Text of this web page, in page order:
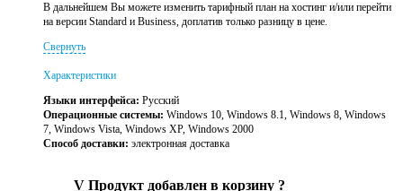
В дальнейшем Вы можете изменить тарифный план на хостинг и/или перейти
на версии Standard и Business, доплатив только разницу в цене.
Свернуть
Характеристики
Языки интерфейса: Русский
Операционные системы: Windows 10, Windows 8.1, Windows 8, Windows
7, Windows Vista, Windows XP, Windows 2000
Способ доставки: электронная доставка
V Продукт добавлен в корзину ?